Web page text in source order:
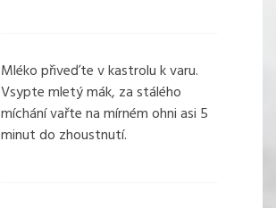
Mléko přiveďte v kastrolu k varu.
Vsypte mletý mák, za stálého
míchání vařte na mírném ohni asi 5
minut do zhoustnutí.